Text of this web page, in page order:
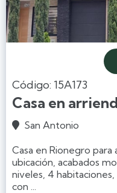
Código: 15A173
Casa en
 San Antonio
Casa en Rionegro
ubicación, acabados
niveles, 4
con ...